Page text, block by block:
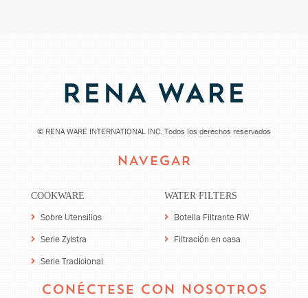
© RENA WARE INTERNATIONAL INC. Todos los derechos reservados
NAVEGAR
COOKWARE
Sobre Utensilios
Serie Zylstra
Serie Tradicional
WATER FILTERS
Botella Filtrante RW
Filtración en casa
CONÉCTESE CON NOSOTROS